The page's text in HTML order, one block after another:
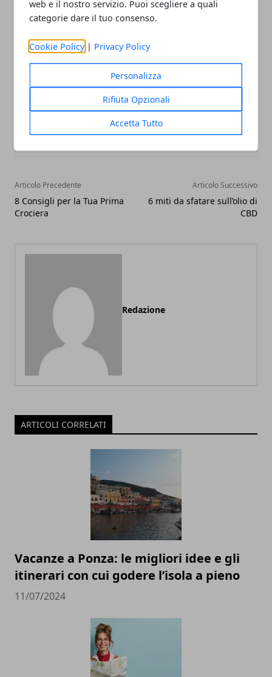
web e il nostro servizio. Puoi scegliere a quali
categorie dare il tuo consenso.
Cookie Policy | Privacy Policy
Personalizza
Rifiuta Opzionali
Accetta Tutto
pianificazione accurata e la conoscenza delle opzioni
disponibili vi permetteranno di iniziare la vostra
vacanza nel migliore dei modi.
Whatsapp
Articolo Precedente
8 Consigli per la Tua Prima
Crociera
Articolo Successivo
6 miti da sfatare sull’olio di
CBD
Redazione
ARTICOLI CORRELATI
Vacanze a Ponza: le migliori idee e gli
itinerari con cui godere l’isola a pieno
11/07/2024